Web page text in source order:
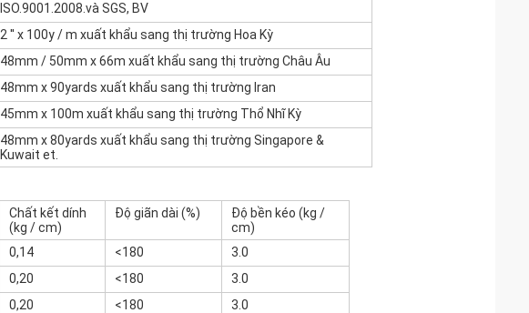
ISO.9001.2008.và SGS, BV
2 '' x 100y / m xuất khẩu sang thị trường Hoa Kỳ
48mm / 50mm x 66m xuất khẩu sang thị trường Châu Âu
48mm x 90yards xuất khẩu sang thị trường Iran
45mm x 100m xuất khẩu sang thị trường Thổ Nhĩ Kỳ
48mm x 80yards xuất khẩu sang thị trường Singapore &
Kuwait et.
Chất kết dính
(kg / cm)
Độ giãn dài (%)
Độ bền kéo (kg /
cm)
0,14 <180
3.0
0,20 <180
3.0
0,20 <180
3.0